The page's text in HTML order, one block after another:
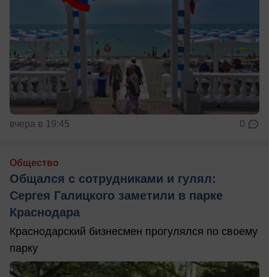
вчера в 19:45 0
Общество
Общался с сотрудниками и гулял:
Сергея Галицкого заметили в парке
Краснодара
Краснодарский бизнесмен прогулялся по своему
парку